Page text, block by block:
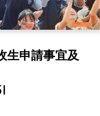
申請事宜及